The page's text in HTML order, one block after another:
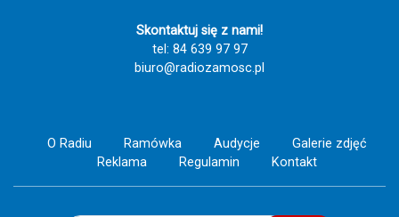
Skontaktuj się z nami!
tel: 84 639 97 97
biuro@radiozamosc.pl
O Radiu Ramówka Audycje
Galerie zdjęć
Reklama
Regulamin Kontakt